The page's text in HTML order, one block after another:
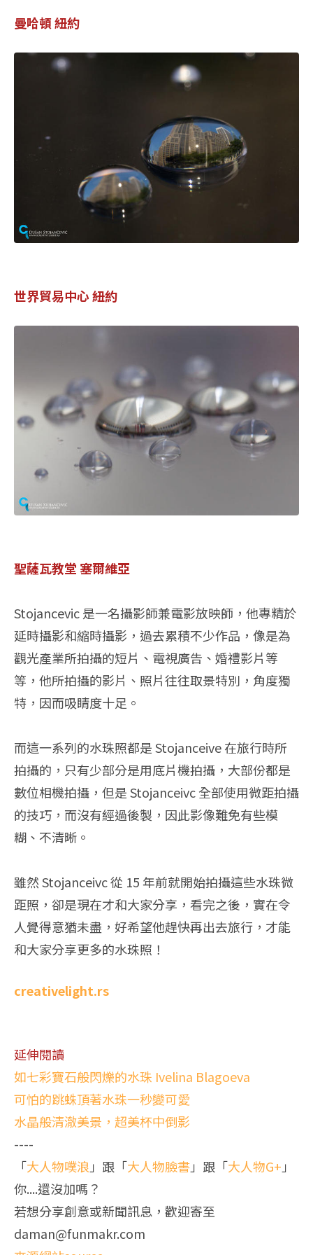
曼哈頓 紐約
世界貿易中心 紐約
聖薩瓦教堂 塞爾維亞
Stojancevic 是一名攝影師兼電影放映師，他專精於
延時攝影和縮時攝影，過去累積不少作品，像是為
觀光產業所拍攝的短片、電視廣告、婚禮影片等
等，他所拍攝的影片、照片往往取景特別，角度獨
特，因而吸睛度十足。
而這一系列的水珠照都是 Stojanceive 在旅行時所
拍攝的，只有少部分是用底片機拍攝，大部份都是
數位相機拍攝，但是 Stojanceivc 全部使用微距拍攝
的技巧，而沒有經過後製，因此影像難免有些模
糊、不清晰。
雖然 Stojanceivc 從 15 年前就開始拍攝這些水珠微
距照，卻是現在才和大家分享，看完之後，實在令
人覺得意猶未盡，好希望他趕快再出去旅行，才能
和大家分享更多的水珠照！
creativelight.rs
延伸閱讀
如七彩寶石般閃爍的水珠 Ivelina Blagoeva
可怕的跳蛛頂著水珠一秒變可愛
水晶般清澈美景，超美杯中倒影
----
「大人物噗浪」跟「大人物臉書」跟「大人物G+」
你....還沒加嗎？
若想分享創意或新聞訊息，歡迎寄至
daman@funmakr.com